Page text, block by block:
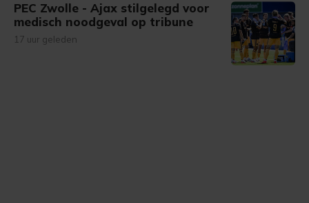
PEC Zwolle - Ajax stilgelegd voor
medisch noodgeval op tribune
17 uur geleden